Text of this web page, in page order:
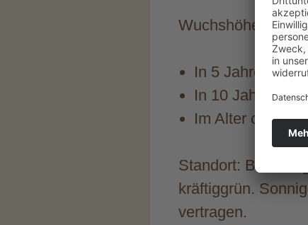
Wuchshöhen:
In 5 Jahren ca. 2
In 10 Jahren
Im Alter ca. 3 m
Standort:
kräftiggrün.
vertragen.